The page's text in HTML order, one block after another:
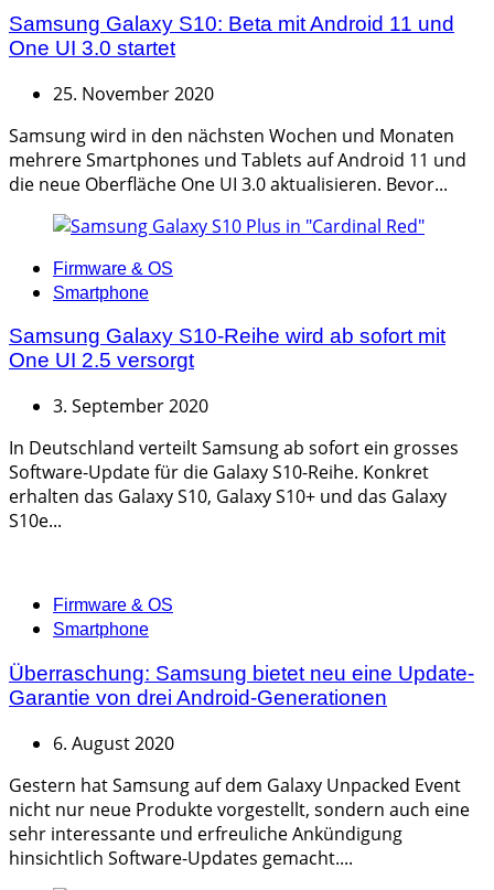
Samsung Galaxy S10: Beta mit Android 11 und
One UI 3.0 startet
25. November 2020
Samsung wird in den nächsten Wochen und Monaten
mehrere Smartphones und Tablets auf Android 11 und
die neue Oberfläche One UI 3.0 aktualisieren. Bevor...
Categories
Firmware & OS
Smartphone
Samsung Galaxy S10-Reihe wird ab sofort mit
One UI 2.5 versorgt
3. September 2020
In Deutschland verteilt Samsung ab sofort ein grosses
Software-Update für die Galaxy S10-Reihe. Konkret
erhalten das Galaxy S10, Galaxy S10+ und das Galaxy
S10e...
Categories
Firmware & OS
Smartphone
Überraschung: Samsung bietet neu eine Update-
Garantie von drei Android-Generationen
6. August 2020
Gestern hat Samsung auf dem Galaxy Unpacked Event
nicht nur neue Produkte vorgestellt, sondern auch eine
sehr interessante und erfreuliche Ankündigung
hinsichtlich Software-Updates gemacht....